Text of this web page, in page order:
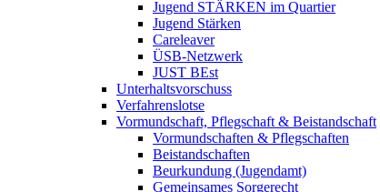
Jugend STÄRKEN im Quartier
Jugend Stärken
Careleaver
ÜSB-Netzwerk
JUST BEst
Unterhaltsvorschuss
Verfahrenslotse
Vormundschaft, Pflegschaft & Beistandschaft
Vormundschaften & Pflegschaften
Beistandschaften
Beurkundung (Jugendamt)
Gemeinsames Sorgerecht